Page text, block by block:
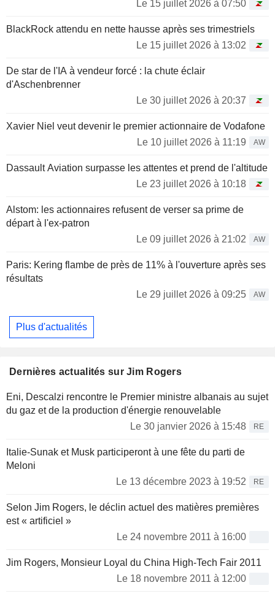
qui il crée le célèbre fond d'investissement Quantum Fund,
qui a été capable de progresser de 4200 % en dix ans.
A 37 ans, Jim Rogers prend sa retraite. Il accepte un poste
de professeur de finance à la Columbia University School of
Business et continue de gérer son propre portefeuille.
En 1998, il fonde Rogers International Commodity Index (
aujourd'hui autorité.
Passionné de deux roues, Jim Rogers entame en 1990 un
tour du monde en moto qui durera pendant deux ans. Il
parcourt plus de 160.000 kilomètres, une performance qui lui
vaut de figurer dans le Guinness Book des records. Il profite
d'investissement dans chaque pays parcouru. Ces analyses,
il les rassemble dans les nombreux ouvrages qu'il a publiés.
Le 15 juillet 2026 à 07:50
BlackRock attendu en nette hausse après ses trimestriels
Le 15 juillet 2026 à 13:02
De star de l'IA à vendeur forcé : la chute éclair
d'Aschenbrenner
Le 30 juillet 2026 à 20:37
Xavier Niel veut devenir le premier actionnaire de Vodafone
Le 10 juillet 2026 à 11:19
AW
Dassault Aviation surpasse les attentes et prend de l'altitude
Le 23 juillet 2026 à 10:18
Alstom: les actionnaires refusent de verser sa prime de
départ à l'ex-patron
Le 09 juillet 2026 à 21:02
AW
Paris: Kering flambe de près de 11% à l'ouverture après ses
résultats
Le 29 juillet 2026 à 09:25
AW
Plus d'actualités
Dernières actualités sur Jim Rogers
Eni, Descalzi rencontre le Premier ministre albanais au sujet
du gaz et de la production d'énergie renouvelable
Le 30 janvier 2026 à 15:48
RE
Italie-Sunak et Musk participeront à une fête du parti de
Meloni
Le 13 décembre 2023 à 19:52
RE
Selon Jim Rogers, le déclin actuel des matières premières
est « artificiel »
Le 24 novembre 2011 à 16:00
Jim Rogers, Monsieur Loyal du China High-Tech Fair 2011
Le 18 novembre 2011 à 12:00